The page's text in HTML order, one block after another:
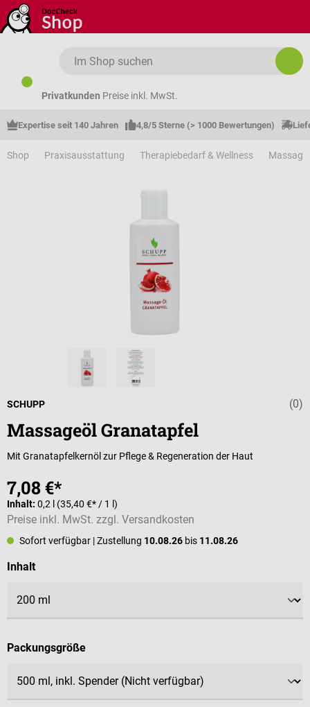
Zum Hauptinhalt springen
Privatkunden Preise inkl. MwSt.
Expertise seit 140 Jahren 4,8/5 Sterne (> 1000 Bewertungen)
Shop Praxisausstattung Therapiebedarf & Wellness
(0)
SCHUPP
Massageöl Granatapfel
Mit Granatapfelkernöl zur Pflege & Regeneration der Haut
7,08 €*
Inhalt: 0,2 l (35,40 €* / 1 l)
Preise inkl. MwSt. zzgl. Versandkosten
Sofort verfügbar | Zustellung 10.08.26 bis 11.08.26
Inhaltauswählen
Packungsgrößeauswählen